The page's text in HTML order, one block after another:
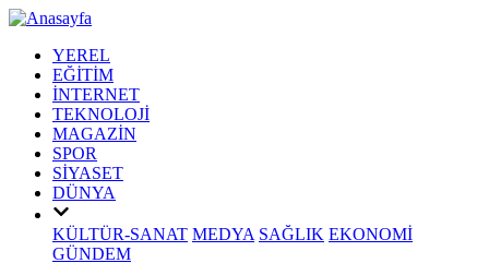
YEREL
EĞİTİM
İNTERNET
TEKNOLOJİ
MAGAZİN
SPOR
SİYASET
DÜNYA
KÜLTÜR-SANAT MEDYA SAĞLIK EKONOMİ
GÜNDEM